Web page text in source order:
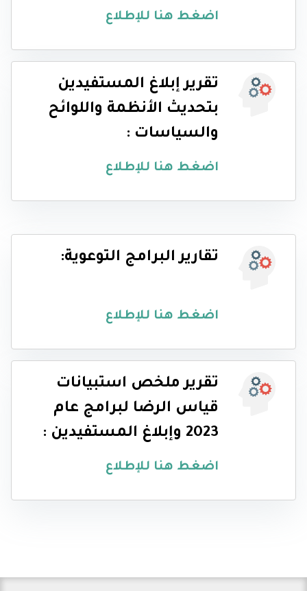
اضغط هنا للإطلاع
تقرير إبلاغ المستفيدين
بتحديث الأنظمة واللوائح
والسياسات :
اضغط هنا للإطلاع
تقارير البرامج التوعوية:
اضغط هنا للإطلاع
تقرير ملخص استبيانات
قياس الرضا لبرامج عام
2023 وإبلاغ المستفيدين :
اضغط هنا للإطلاع